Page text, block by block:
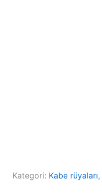
Kategori: Kabe rüyaları,